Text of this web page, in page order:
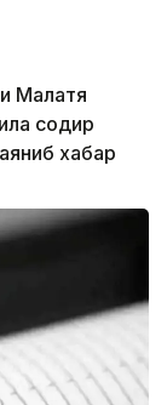
Малатя
содир
хабар